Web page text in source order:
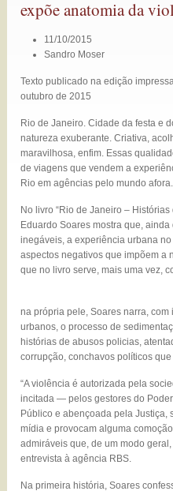
expõe anatomia da
11/10/2015
Sandro Moser
Texto publicado na edição
outubro de 2015
Rio de Janeiro. Cidade da festa e
natureza exuberante. Criativa,
maravilhosa, enfim. Essas
de viagens que vendem a
Rio em agências pelo mundo afora.
No livro “Rio de Janeiro –
Eduardo Soares mostra que,
inegáveis, a experiência urbana
aspectos negativos que impõem a
que no livro serve, mais uma vez,
na própria pele, Soares narra,
urbanos, o processo de
histórias de abusos policias,
corrupção, conchavos políticos
“A violência é autorizada pela
incitada — pelos gestores do
Público e abençoada pela Justiça,
mídia e provocam alguma
admiráveis que, de um modo
entrevista à agência RBS.
Na primeira história, Soares